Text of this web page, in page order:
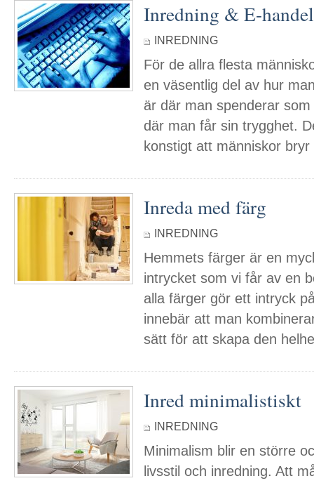
Inredning & E-
INREDNING
För de allra flesta
en väsentlig del av hur
är där man spenderar
där man får sin trygghet.
konstigt att människor
Inreda med färg
INREDNING
Hemmets färger är en
intrycket som vi får av en
alla färger gör ett intryck
innebär att man
sätt för att skapa den
Inred minimalistiskt
INREDNING
Minimalism blir en större
livsstil och inredning. Att